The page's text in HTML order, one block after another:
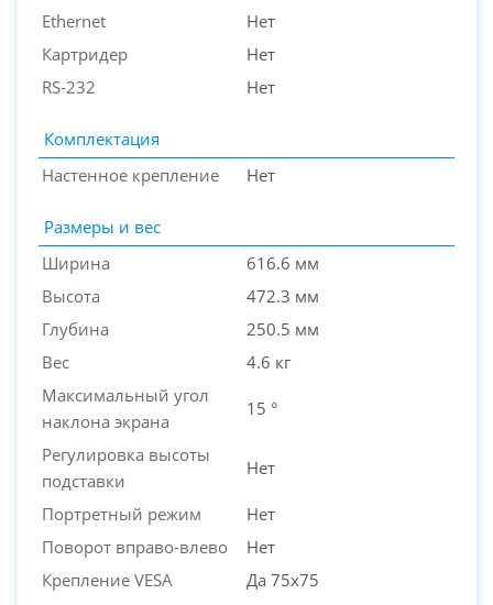
Ethernet
Нет
Картридер
Нет
RS-232
Нет
Комплектация
Настенное крепление
Нет
Размеры и вес
Ширина
616.6 мм
Высота
472.3 мм
Глубина
250.5 мм
Вес
4.6 кг
Максимальный угол
наклона экрана
15 °
Регулировка высоты
подставки
Нет
Портретный режим
Нет
Поворот вправо-влево
Нет
Крепление VESA
Да 75х75